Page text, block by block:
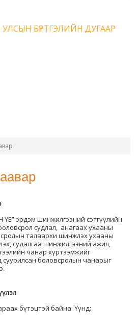
УЛСЫН БҮРТГЭЛИЙН ДУГААР
эрдэм шинжилгээний сэтгүүлийн
судлал, анагаах ухааны
талаархи шинжлэх ухааны
судалгаа шинжилгээний ажил,
чанар хүртээмжийг
суурилсан боловсролын чанарыг
бүтэцтэй байна. Үүнд: